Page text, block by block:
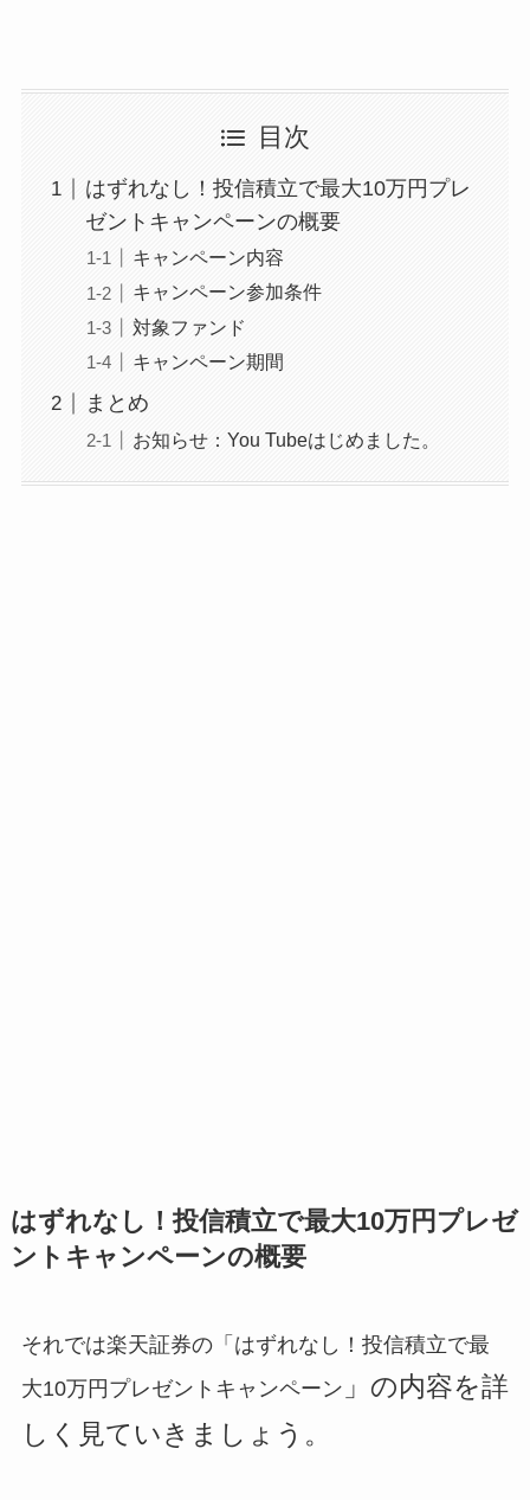
目次
はずれなし！投信積立で最大10万円プレ
ゼントキャンペーンの概要
キャンペーン内容
キャンペーン参加条件
対象ファンド
キャンペーン期間
まとめ
お知らせ：You Tubeはじめました。
はずれなし！投信積立で最大10万円プレゼ
ントキャンペーンの概要
それでは楽天証券の「はずれなし！投信積立で最
大10万円プレゼントキャンペーン 」の内容を詳
しく見ていきましょう。